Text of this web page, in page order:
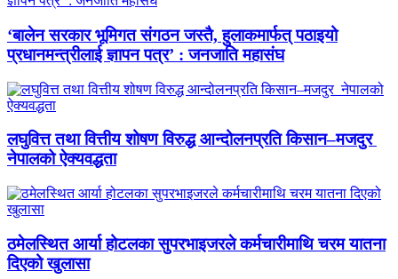
‘बालेन सरकार भूमिगत संगठन जस्तै, हुलाकमार्फत् पठाइयो
प्रधानमन्त्रीलाई ज्ञापन पत्र’ : जनजाति महासंघ
लघुवित्त तथा वित्तीय शोषण विरुद्ध आन्दोलनप्रति किसान–मजदुर
नेपालको ऐक्यवद्धता
ठमेलस्थित आर्या होटलका सुपरभाइजरले कर्मचारीमाथि चरम यातना
दिएको खुलासा